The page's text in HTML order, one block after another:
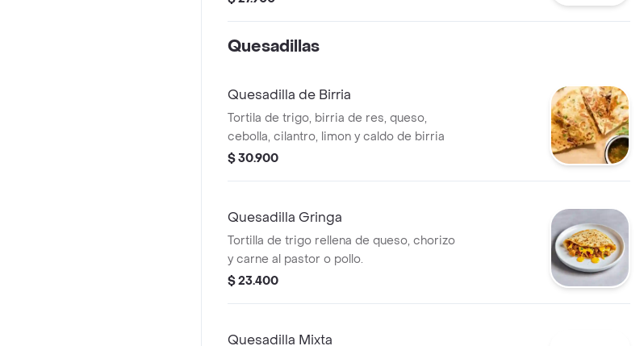
Quesadillas
Quesadilla de Birria
Tortila de trigo, birria de res, queso,
cebolla, cilantro, limon y caldo de birria
$ 30.900
Quesadilla Gringa
Tortilla de trigo rellena de queso, chorizo
y carne al pastor o pollo.
$ 23.400
Quesadilla Mixta